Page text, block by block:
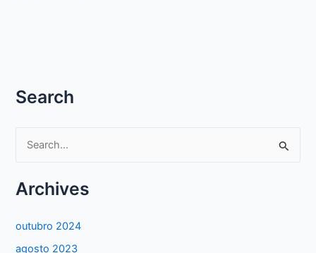
Search
qArchives
outubro 2024
agosto 2023